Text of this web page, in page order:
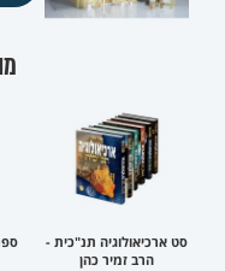
סט ארכיאולוגיה תנ"כית -
הרב זמיר כהן